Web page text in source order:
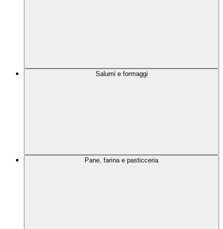
Salumi e formaggi
Pane, farina e pasticceria